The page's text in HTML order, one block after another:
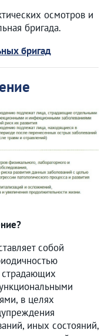
осмотров и
бригада.
бригад
собой
в целях
иных состояний,